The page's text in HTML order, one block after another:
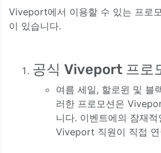
Viveport에서 이용할 수 있는 프로
이 있습니다.
공식 Viveport 프로
여름 세일, 할로윈 및 블
러한 프로모션은
니다. 이벤트에의 잠재
Viveport 직원이 직접